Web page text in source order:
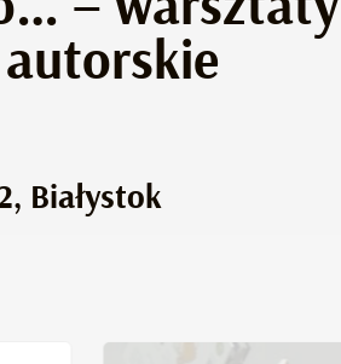
Białystok